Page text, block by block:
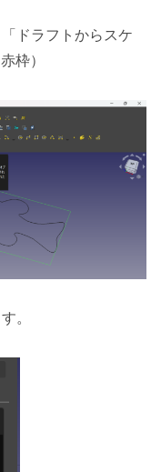
ドラフトからスケ
枠）
。